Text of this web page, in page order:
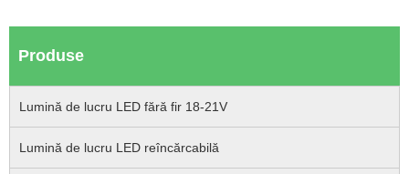
Produse
Lumină de lucru LED fără fir 18-21V
Lumină de lucru LED reîncărcabilă